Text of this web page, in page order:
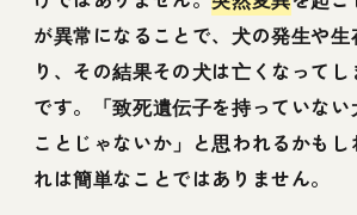
が異常になることで、犬の発生や
り、その結果その犬は亡くなって
です。「致死遺伝子を持っていな
ことじゃないか」と思われるかもし
れは簡単なことではありません。